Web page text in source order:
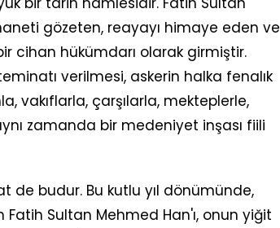
gözeten, reayayı himaye eden ve
cihan hükümdarı olarak girmiştir.
verilmesi, askerin halka fenalık
vakıflarla, çarşılarla, mekteplerle,
zamanda bir medeniyet inşası fiili
de budur. Bu kutlu yıl dönümünde,
Sultan Mehmed Han'ı, onun yiğit